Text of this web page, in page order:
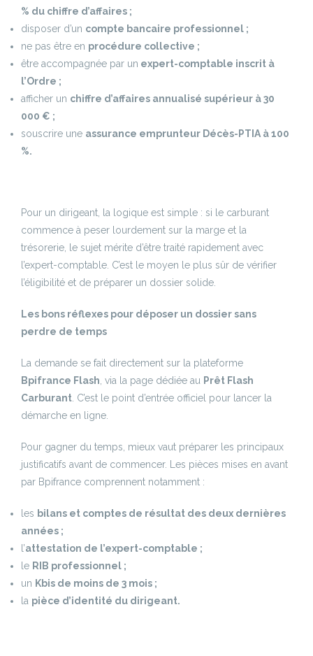
% du chiffre d’affaires ;
disposer d’un compte bancaire professionnel ;
ne pas être en procédure collective ;
être accompagnée par un expert-comptable inscrit à
l’Ordre ;
afficher un chiffre d’affaires annualisé supérieur à 30
000 € ;
souscrire une assurance emprunteur Décès-PTIA à 100
%.
Pour un dirigeant, la logique est simple : si le carburant
commence à peser lourdement sur la marge et la
trésorerie, le sujet mérite d’être traité rapidement avec
l’expert-comptable. C’est le moyen le plus sûr de vérifier
l’éligibilité et de préparer un dossier solide.
Les bons réflexes pour déposer un dossier sans
perdre de temps
La demande se fait directement sur la plateforme
Bpifrance Flash , via la page dédiée au Prêt Flash
Carburant . C’est le point d’entrée officiel pour lancer la
démarche en ligne.
Pour gagner du temps, mieux vaut préparer les principaux
justificatifs avant de commencer. Les pièces mises en avant
par Bpifrance comprennent notamment :
les bilans et comptes de résultat des deux dernières
années ;
l’attestation de l’expert-comptable ;
le RIB professionnel ;
un Kbis de moins de 3 mois ;
la pièce d’identité du dirigeant.